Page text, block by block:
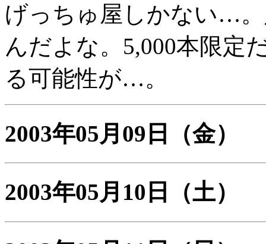
げっちゅ屋しかない…
んだよな。5,000本限定
る可能性が…。
2003年05月09日 （金）
2003年05月10日 （土）